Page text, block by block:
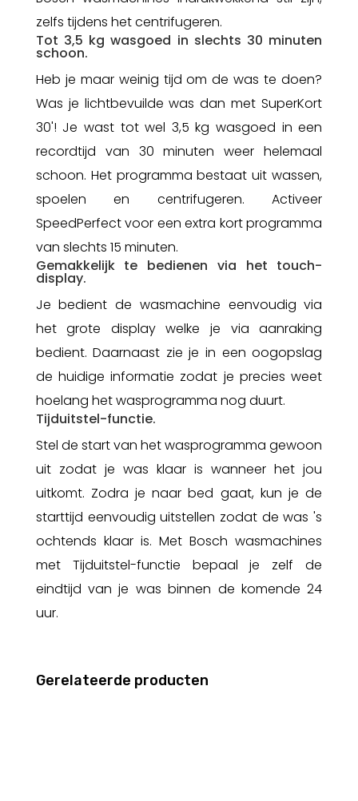
zelfs tijdens het centrifugeren.
Tot 3,5 kg wasgoed in slechts 30 minuten
schoon.
Heb je maar weinig tijd om de was te doen?
Was je lichtbevuilde was dan met SuperKort
30'! Je wast tot wel 3,5 kg wasgoed in een
recordtijd van 30 minuten weer helemaal
schoon. Het programma bestaat uit wassen,
spoelen en centrifugeren. Activeer
SpeedPerfect voor een extra kort programma
van slechts 15 minuten.
Gemakkelijk te bedienen via het touch-
display.
Je bedient de wasmachine eenvoudig via
het grote display welke je via aanraking
bedient. Daarnaast zie je in een oogopslag
de huidige informatie zodat je precies weet
hoelang het wasprogramma nog duurt.
Tijduitstel-functie.
Stel de start van het wasprogramma gewoon
uit zodat je was klaar is wanneer het jou
uitkomt. Zodra je naar bed gaat, kun je de
starttijd eenvoudig uitstellen zodat de was 's
ochtends klaar is. Met Bosch wasmachines
met Tijduitstel-functie bepaal je zelf de
eindtijd van je was binnen de komende 24
uur.
Gerelateerde producten